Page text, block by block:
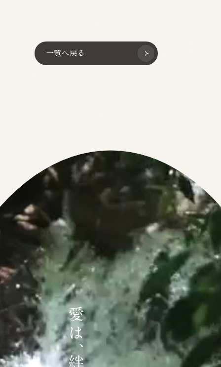
一覧へ戻る